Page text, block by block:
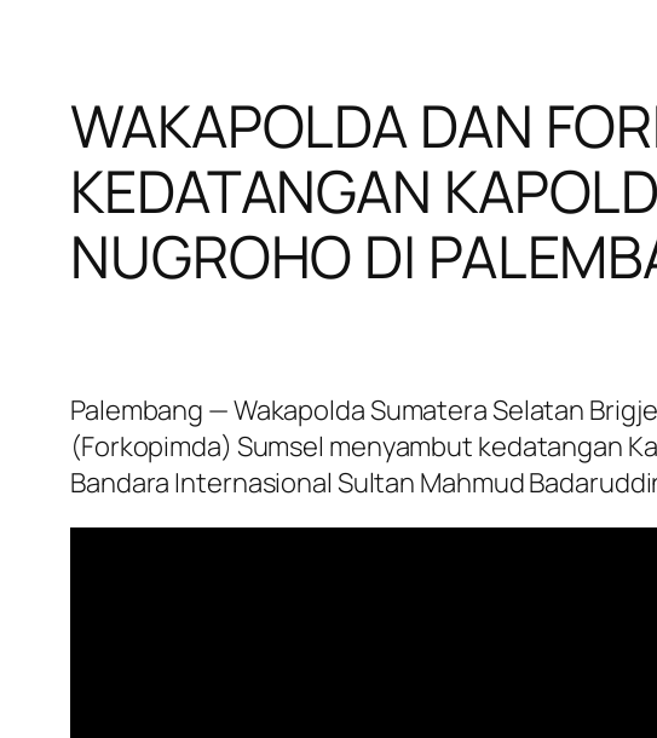
WAKAPOLDA DAN
KEDATANGAN
NUGROHO DI
Palembang — Wakapolda Sumatera Selatan
(Forkopimda) Sumsel menyambut kedatangan
Bandara Internasional Sultan Mahmud